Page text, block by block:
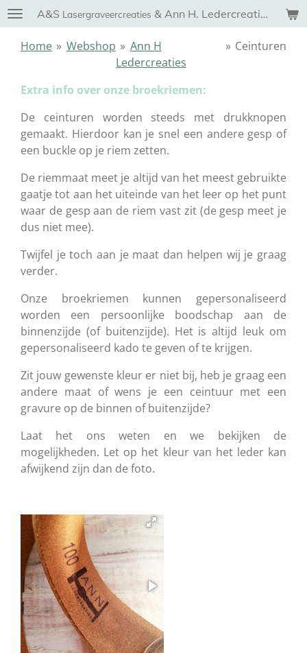
Ga
direct
naar
A&S Lasergraveercreaties & Ann H. Ledercreaties
Home » Webshop » Ann H
Ledercreaties
» Ceinturen
Extra info over onze broekriemen:
De ceinturen worden steeds met drukknopen
gemaakt. Hierdoor kan je snel een andere gesp of
een buckle op je riem zetten.
De riemmaat meet je altijd van het meest gebruikte
gaatje tot aan het uiteinde van het leer op het punt
waar de gesp aan de riem vast zit (de gesp meet je
dus niet mee).
Twijfel je toch aan je maat dan helpen wij je graag
verder.
Onze broekriemen kunnen gepersonaliseerd
worden een persoonlijke boodschap aan de
binnenzijde (of buitenzijde). Het is altijd leuk om
gepersonaliseerd kado te geven of te krijgen.
Zit jouw gewenste kleur er niet bij, heb je graag een
andere maat of wens je een ceintuur met een
gravure op de binnen of buitenzijde?
Laat het ons weten en we bekijken de
mogelijkheden. Let op het kleur van het leder kan
afwijkend zijn dan de foto.